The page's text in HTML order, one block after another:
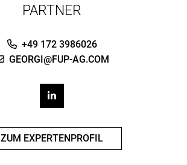
PARTNER
+49 172 3986026
GEORGI@FUP-AG.COM
ZUM EXPERTENPROFIL